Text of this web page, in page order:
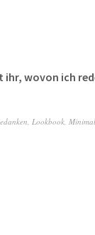
ihr, wovon ich
, Lookbook,